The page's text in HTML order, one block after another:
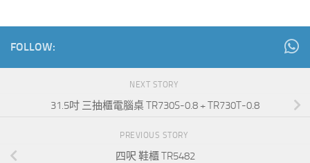
FOLLOW:
NEXT STORY
31.5吋 三抽櫃電腦桌 TR730S-0.8 + TR730T-0.8
PREVIOUS STORY
四呎 鞋櫃 TR5482